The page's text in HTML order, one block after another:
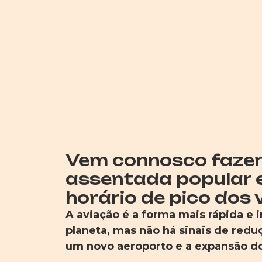
Vem connosco
assentada popular
horário de pico dos
A aviação é a forma mais rápida e
planeta, mas não há sinais de
um novo aeroporto e a expansão